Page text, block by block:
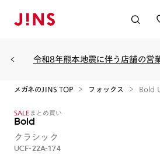
令和8年熊本地震に伴う店舗の営
メガネのJINS TOP フォックス Bold
SALE まとめ買い
Bold
クラシック
UCF-22A-174